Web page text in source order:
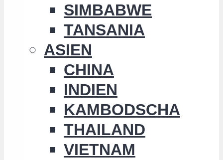
SIMBABWE
TANSANIA
ASIEN
CHINA
INDIEN
KAMBODSCHA
THAILAND
VIETNAM